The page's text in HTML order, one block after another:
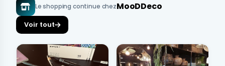
Le shopping continue chezMooDDeco
Voir tout